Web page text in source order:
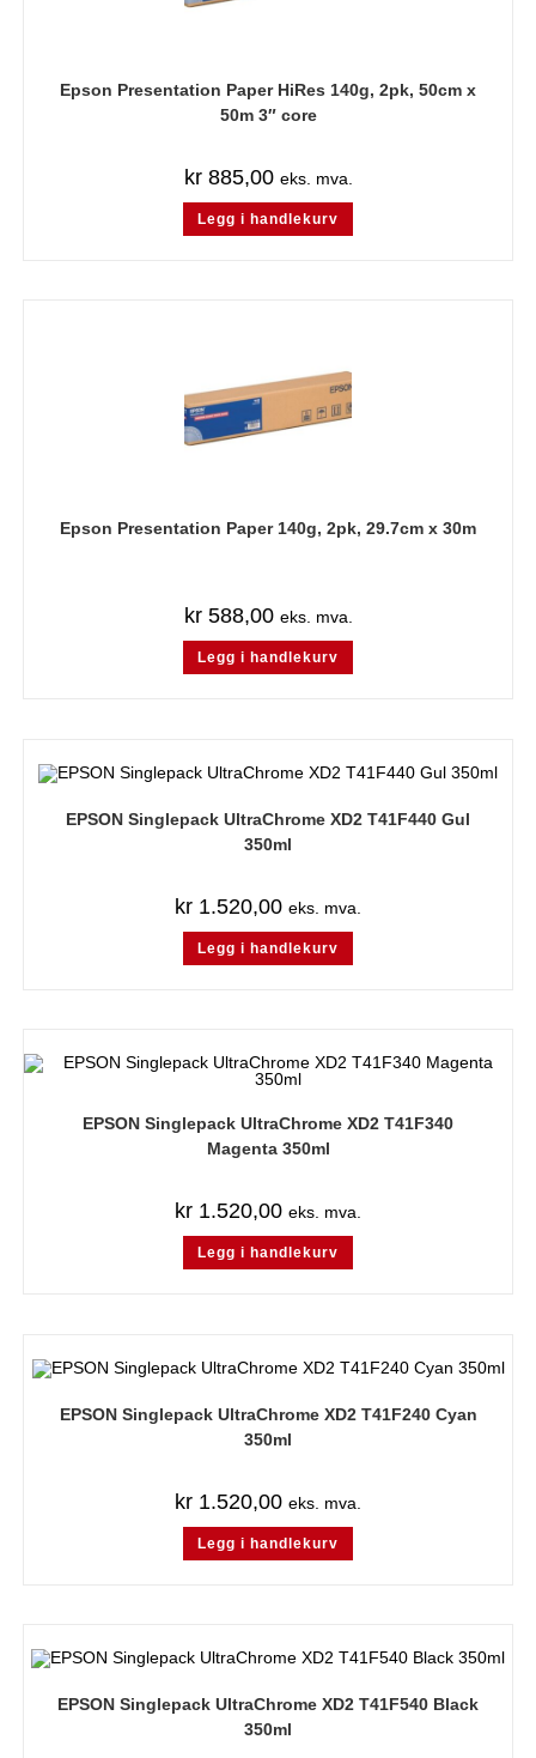
Epson Presentation Paper HiRes 140g, 2pk, 50cm x
50m 3″ core
kr885,00 eks. mva.
Legg i handlekurv
Epson Presentation Paper 140g, 2pk, 29.7cm x 30m
kr588,00 eks. mva.
Legg i handlekurv
EPSON Singlepack UltraChrome XD2 T41F440 Gul
350ml
kr 1.520,00 eks. mva.
Legg i handlekurv
EPSON Singlepack UltraChrome XD2 T41F340
Magenta 350ml
kr 1.520,00 eks. mva.
Legg i handlekurv
EPSON Singlepack UltraChrome XD2 T41F240 Cyan
350ml
kr 1.520,00 eks. mva.
Legg i handlekurv
EPSON Singlepack UltraChrome XD2 T41F540 Black
350ml